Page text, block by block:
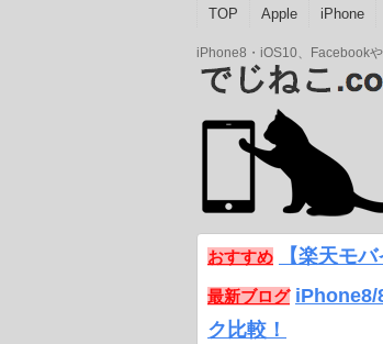
TOP Apple iPhone
iPhone8・iOS10、Facebook
おすすめ 【楽天モバ
最新ブログ iPhone8/
ク比較！